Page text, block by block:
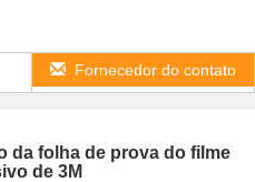
Fornecedor do contato
da folha de prova do filme
de 3M